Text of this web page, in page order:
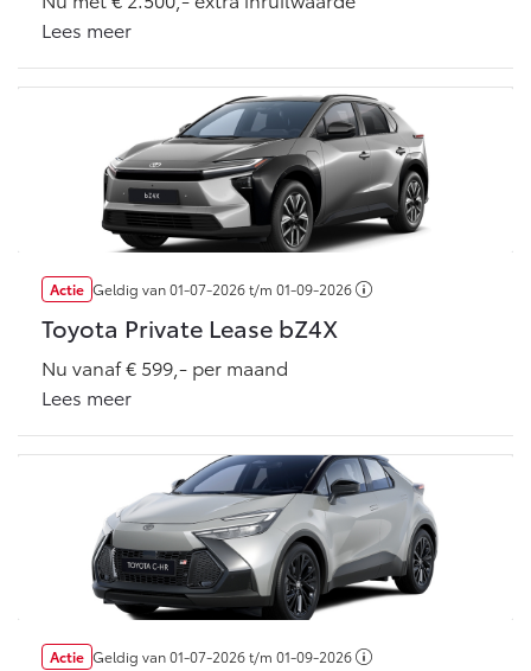
Proace (excl. BTW)
Vanaf € 37.500,-
Proace Verso
BATTERIJ-ELEKTRISCH
Proace Max (excl. BTW)
OOK ALS BATTERIJ-
ELEKTRISCH
Vanaf € 46.301,- Vanaf € 56.570,-
Lees meer
Actie Geldig van01-07-2026t/m 01-09-2026
Toyota Private Lease bZ4X
Nu vanaf € 599,- per maand
Lees meer
Actie Geldig van01-07-2026t/m 01-09-2026